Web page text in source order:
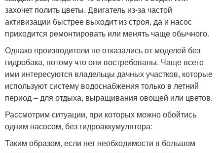
захочет полить цветы. Двигатель из-за частой
активизации быстрее выходит из строя, да и насос
приходится ремонтировать или менять чаще обычного.
Однако производители не отказались от моделей без
гидробака, потому что они востребованы. Чаще всего
ими интересуются владельцы дачных участков, которые
используют систему водоснабжения только в летний
период – для отдыха, выращивания овощей или цветов.
Рассмотрим ситуации, при которых можно обойтись
одним насосом, без гидроаккумулятора:
Таким образом, если нет необходимости в большом